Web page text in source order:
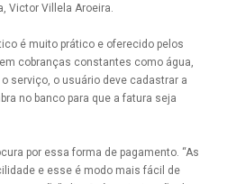
Victor Villela Aroeira.
é muito prático e oferecido pelos
cobranças constantes como água,
serviço, o usuário deve cadastrar a
no banco para que a fatura seja
por essa forma de pagamento. “As
e esse é modo mais fácil de